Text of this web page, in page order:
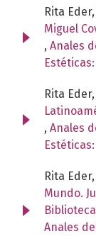
Rita Eder,
Miguel
, Anales
Rita Eder,
, Anales
Rita Eder,
Mundo.
Anales